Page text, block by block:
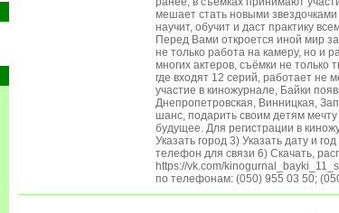
мешает стать новыми
научит, обучит и даст практику
Перед Вами откроется иной мир
не только работа на камеру, но и
многих актеров, съёмки не только
где входят 12 серий, работает не
участие в киножурнале, Байки
Днепропетровская, Винницкая,
шанс, подарить своим детям мечту
будущее. Для регистрации в
Указать город 3) Указать дату и
телефон для связи 6) Скачать,
https://vk.com/
по телефонам: (050) 955 03 50;